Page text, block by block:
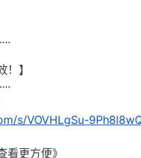
】
s/VOVHLgSu-
看更方便》